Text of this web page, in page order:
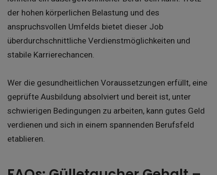
der hohen körperlichen Belastung und des
anspruchsvollen Umfelds bietet dieser Job
überdurchschnittliche Verdienstmöglichkeiten und
stabile Karrierechancen.
Wer die gesundheitlichen Voraussetzungen erfüllt, eine
geprüfte Ausbildung absolviert und bereit ist, unter
schwierigen Bedingungen zu arbeiten, kann gutes Geld
verdienen und sich in einem spannenden Berufsfeld
etablieren.